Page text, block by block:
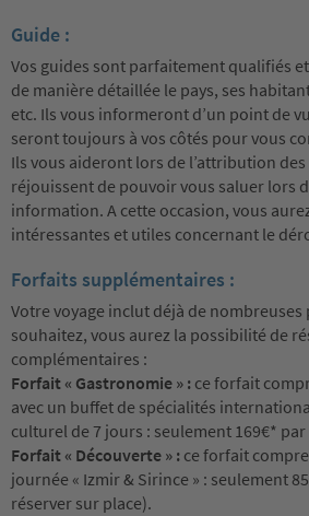
Guide :
Vos guides sont parfaitement qualifiés
de manière détaillée le pays, ses
etc. Ils vous informeront d’un point de
seront toujours à vos côtés pour vous
Ils vous aideront lors de l’attribution
réjouissent de pouvoir vous saluer lors
information. A cette occasion, vous
intéressantes et utiles concernant le
Forfaits supplémentaires :
Votre voyage inclut déjà de
souhaitez, vous aurez la possibilité de
complémentaires :
Forfait « Gastronomie » : ce forfait
avec un buffet de spécialités
culturel de 7 jours : seulement 169€*
Forfait « Découverte » : ce forfait
journée « Izmir & Sirince » : seulement
réserver sur place).